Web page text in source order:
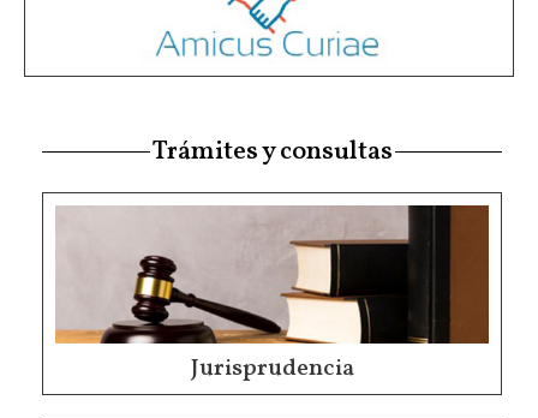
Trámites y consultas
Jurisprudencia